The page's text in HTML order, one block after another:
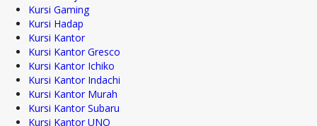
Kursi Gaming
Kursi Hadap
Kursi Kantor
Kursi Kantor Gresco
Kursi Kantor Ichiko
Kursi Kantor Indachi
Kursi Kantor Murah
Kursi Kantor Subaru
Kursi Kantor UNO